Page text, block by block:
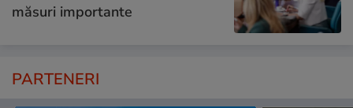
măsuri importante
PARTENERI